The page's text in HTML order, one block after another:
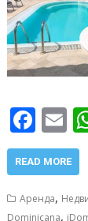
F
ac
e
b
E
m
ai
l
READ MORE
Аренда,
Dominicana,